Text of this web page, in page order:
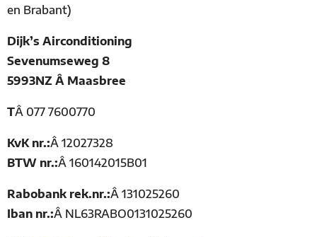
en Brabant)
Dijk’s Airconditioning
Sevenumseweg 8
5993NZ Â Maasbree
TÂ 077 7600770
KvK nr.:Â 12027328
BTW nr.:Â 160142015B01
Rabobank rek.nr.:Â 131025260
Iban nr.:Â NL63RABO0131025260